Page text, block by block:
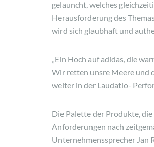
gelauncht, welches
Herausforderung des
wird sich glaubhaft und
„Ein Hoch auf adidas, die
Wir retten unsre Meere und
weiter in der Laudatio-
Die Palette der Produkte,
Anforderungen nach
Unternehmenssprecher Jan